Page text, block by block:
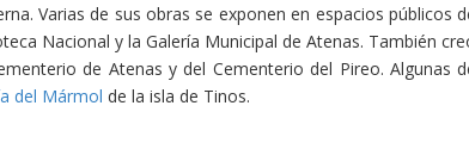
Varias de sus obras se exponen en espacios públicos
Nacional y la Galería Municipal de Atenas. También
de Atenas y del Cementerio del Pireo. Algunas
del Mármol de la isla de Tinos.